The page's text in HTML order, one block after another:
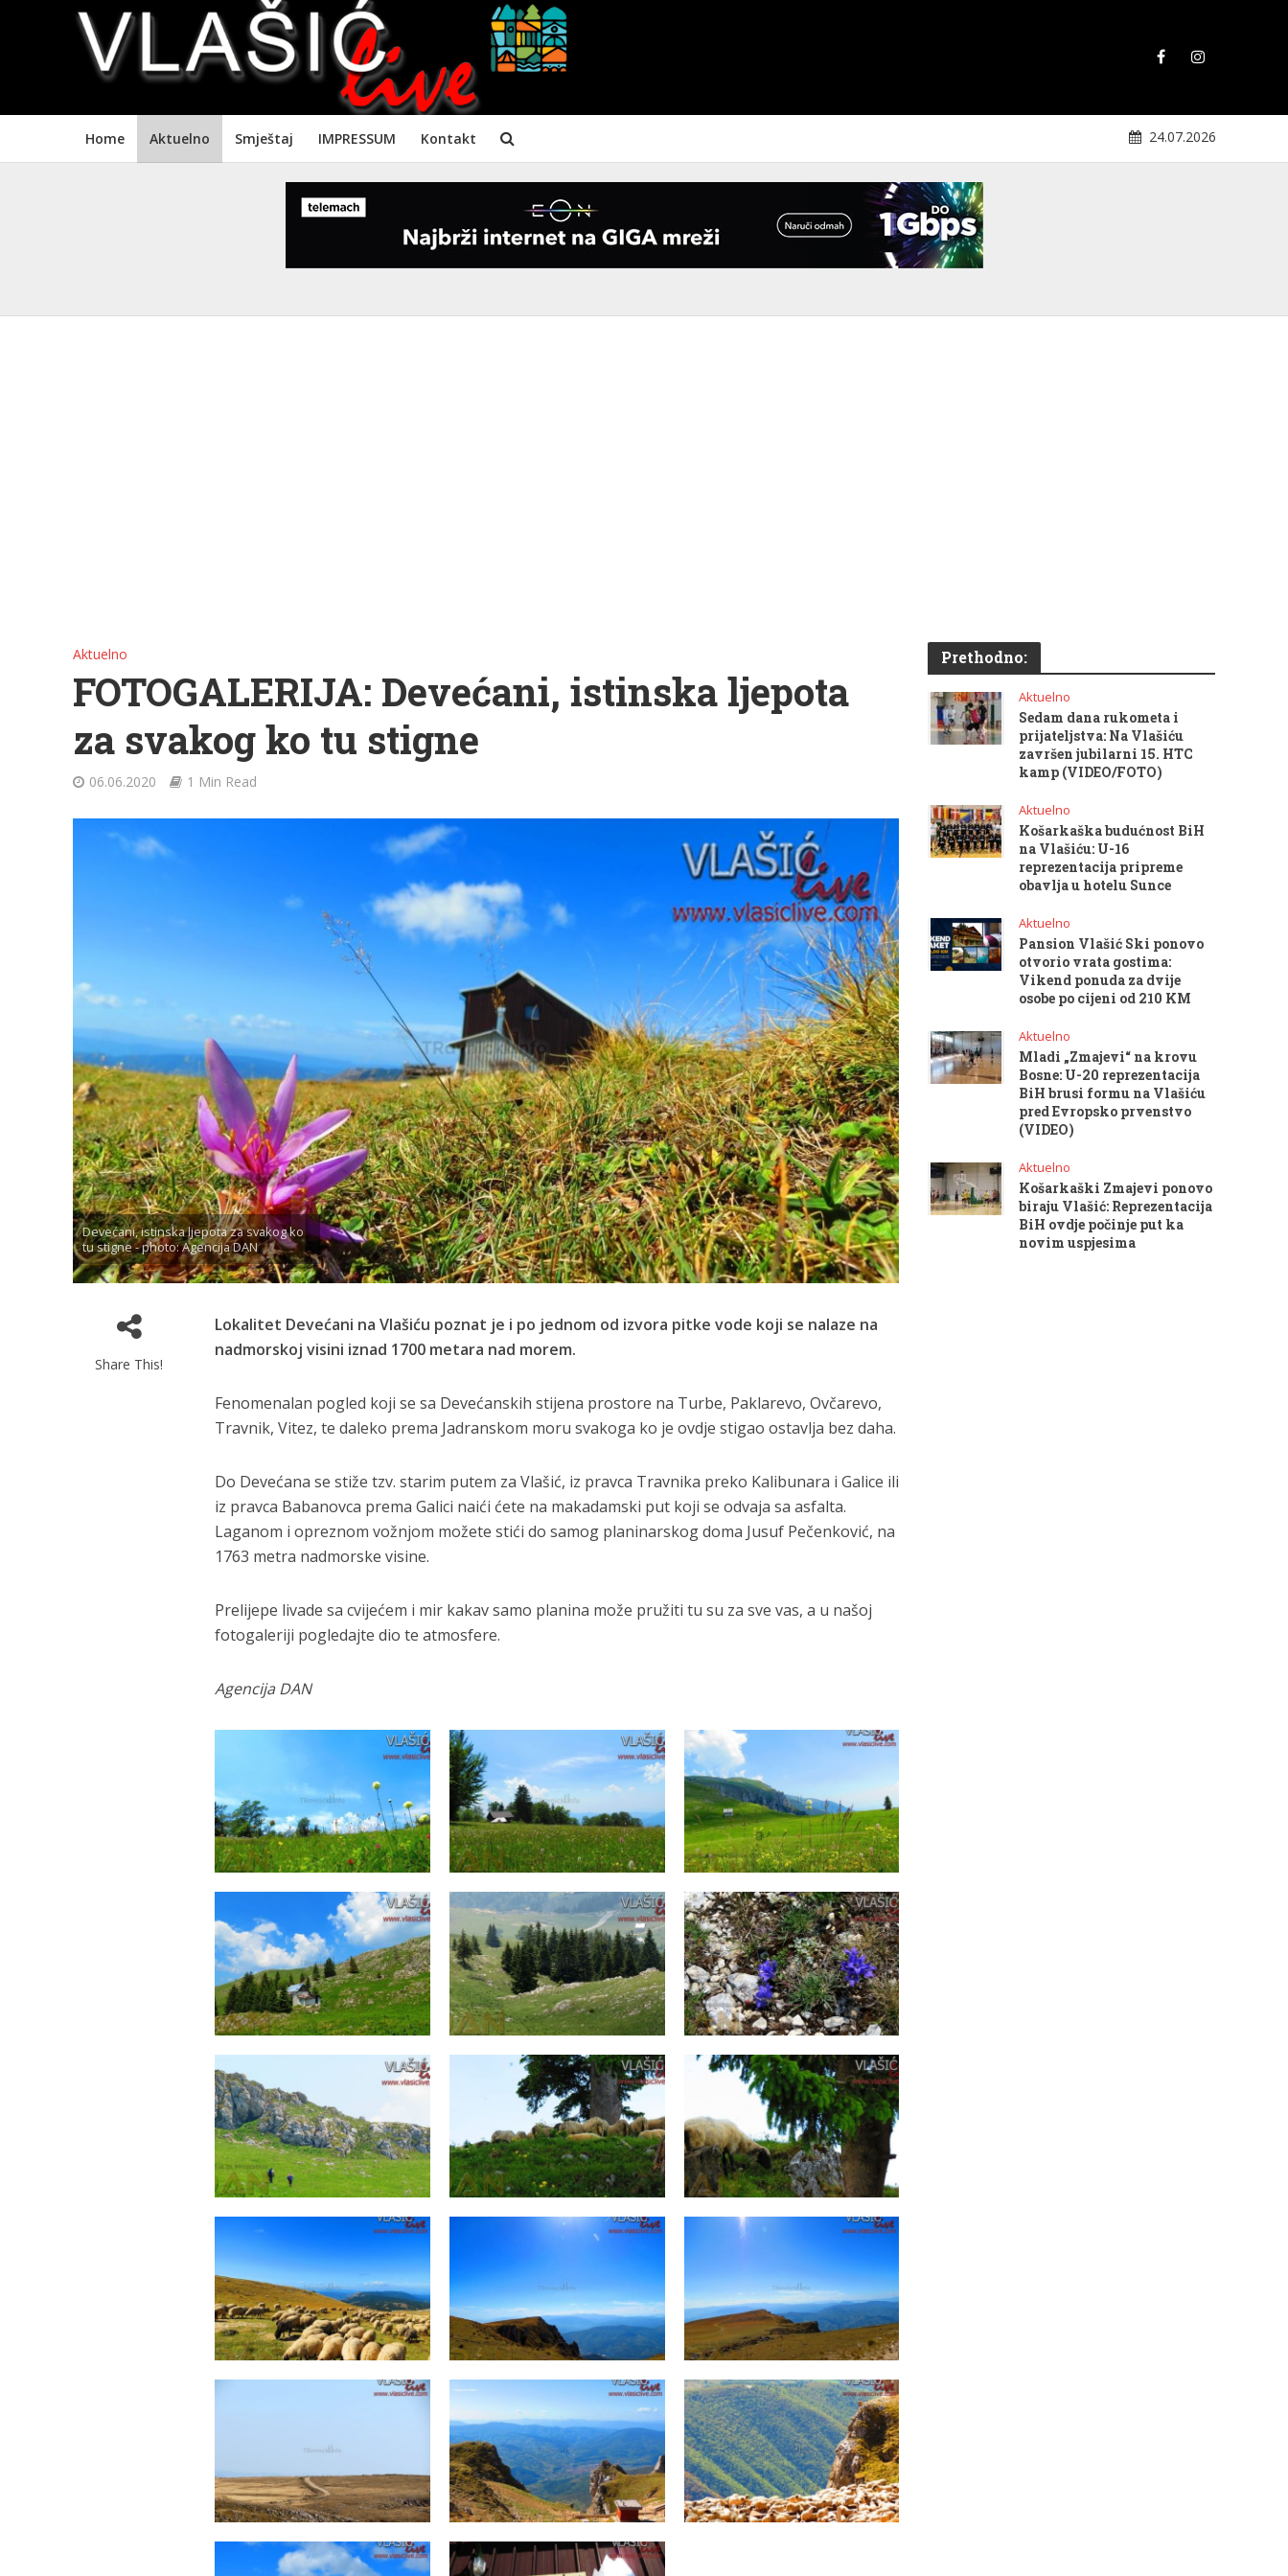
Home Aktuelno Smještaj IMPRESSUM Kontakt 24.07.2026
Aktuelno
FOTOGALERIJA: Devećani, istinska ljepota
za svakog ko tu stigne
06.06.2020 1 Min Read
Devećani, istinska ljepota za svakog ko
tu stigne - photo: Agencija DAN
Share This!
Lokalitet Devećani na Vlašiću poznat je i po jednom od izvora pitke vode koji se nalaze na
nadmorskoj visini iznad 1700 metara nad morem.
Fenomenalan pogled koji se sa Devećanskih stijena prostore na Turbe, Paklarevo, Ovčarevo,
Travnik, Vitez, te daleko prema Jadranskom moru svakoga ko je ovdje stigao ostavlja bez daha.
Do Devećana se stiže tzv. starim putem za Vlašić, iz pravca Travnika preko Kalibunara i Galice ili
iz pravca Babanovca prema Galici naići ćete na makadamski put koji se odvaja sa asfalta.
Laganom i opreznom vožnjom možete stići do samog planinarskog doma Jusuf Pečenković, na
1763 metra nadmorske visine.
Prelijepe livade sa cvijećem i mir kakav samo planina može pružiti tu su za sve vas, a u našoj
fotogaleriji pogledajte dio te atmosfere.
Agencija DAN
Prethodno:
Aktuelno
Sedam dana rukometa i
prijateljstva: Na Vlašiću
završen jubilarni 15. HTC
kamp (VIDEO/FOTO)
Aktuelno
Košarkaška budućnost BiH
na Vlašiću: U-16
reprezentacija pripreme
obavlja u hotelu Sunce
Aktuelno
Pansion Vlašić Ski ponovo
otvorio vrata gostima:
Vikend ponuda za dvije
osobe po cijeni od 210 KM
Aktuelno
Mladi „Zmajevi“ na krovu
Bosne: U-20 reprezentacija
BiH brusi formu na Vlašiću
pred Evropsko prvenstvo
(VIDEO)
Aktuelno
Košarkaški Zmajevi ponovo
biraju Vlašić: Reprezentacija
BiH ovdje počinje put ka
novim uspjesima